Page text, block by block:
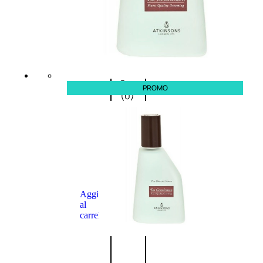
L’OCCITANE
5
(0)
58,00€
ESAURITO
Aggiungi
al
carrello
PROMO
PROMO